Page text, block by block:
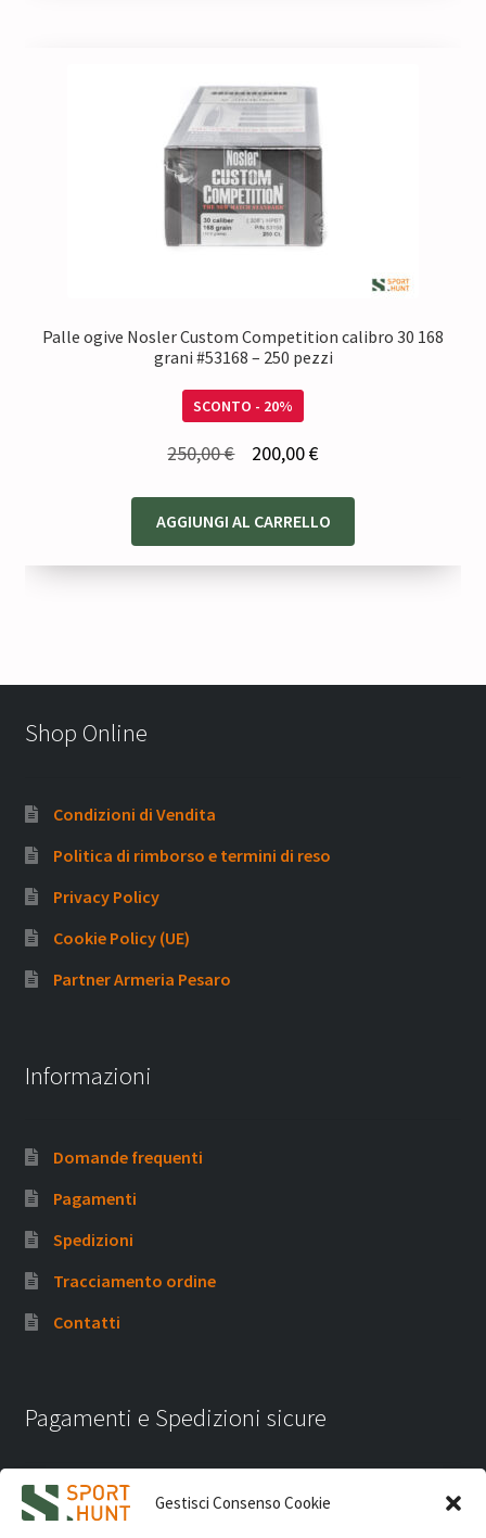
Gestisci Consenso Cookie
Palle ogive Nosler Custom Competition calibro 30 168
grani #53168 – 250 pezzi
SCONTO - 20%
250,00€
originale
era:
200,00€Il
attuale
è:
AGGIUNGI AL CARRELLO
Shop Online
Condizioni di Vendita
Politica di rimborso e termini di reso
Privacy Policy
Cookie Policy (UE)
Partner Armeria Pesaro
Informazioni
Domande frequenti
Pagamenti
Spedizioni
Tracciamento ordine
Contatti
Pagamenti e Spedizioni sicure